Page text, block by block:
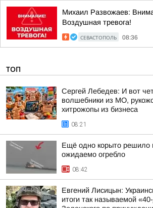
Михаил Развожаев:
Воздушная тревога!
СЕВАСТОПОЛЬ 08:36
ТОП
Сергей Лебедев: И вот
волшебники из МО,
хитрожопы из бизнеса
08:21
Ещё одно корыто решило
ожидаемо огребло
08:42
Евгений Лисицын:
итоги так называемой